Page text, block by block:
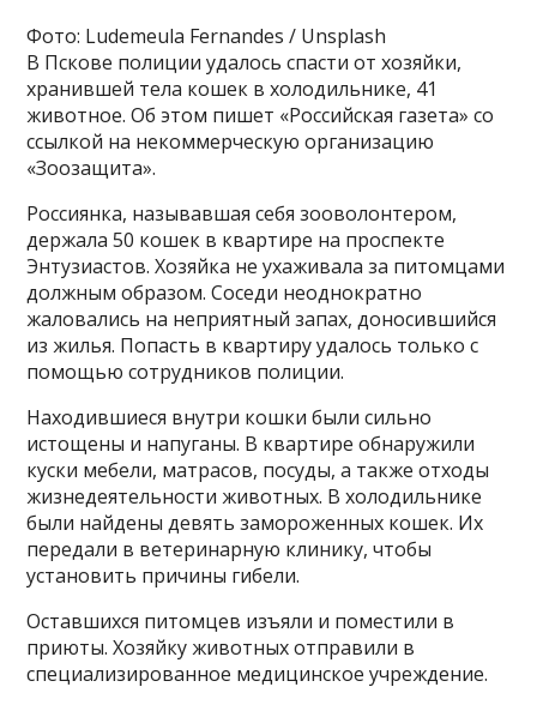
Фото: Ludemeula Fernandes / Unsplash
В Пскове полиции удалось спасти от хозяйки,
хранившей тела кошек в холодильнике, 41
животное. Об этом пишет «Российская газета» со
ссылкой на некоммерческую организацию
«Зоозащита».
Россиянка, называвшая себя зооволонтером,
держала 50 кошек в квартире на проспекте
Энтузиастов. Хозяйка не ухаживала за питомцами
должным образом. Соседи неоднократно
жаловались на неприятный запах, доносившийся
из жилья. Попасть в квартиру удалось только с
помощью сотрудников полиции.
Находившиеся внутри кошки были сильно
истощены и напуганы. В квартире обнаружили
куски мебели, матрасов, посуды, а также отходы
жизнедеятельности животных. В холодильнике
были найдены девять замороженных кошек. Их
передали в ветеринарную клинику, чтобы
установить причины гибели.
Оставшихся питомцев изъяли и поместили в
приюты. Хозяйку животных отправили в
специализированное медицинское учреждение.